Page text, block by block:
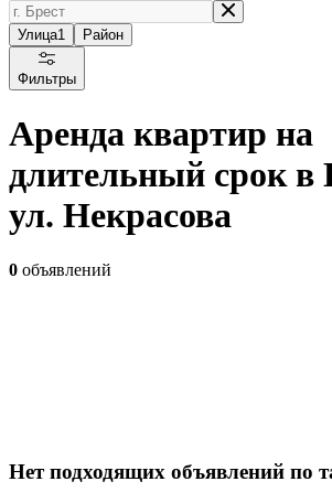
Улица1 Район
Фильтры
Аренда квартир на
длительный срок в
ул. Некрасова
0 объявлений
Нет подходящих объявлений по